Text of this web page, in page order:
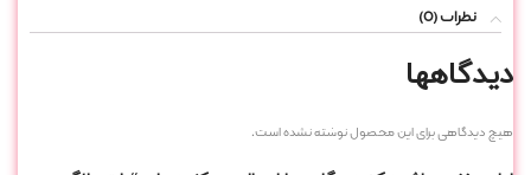
نظرات (0)
دیدگاهها
هیچ دیدگاهی برای این محصول نوشته نشده است.